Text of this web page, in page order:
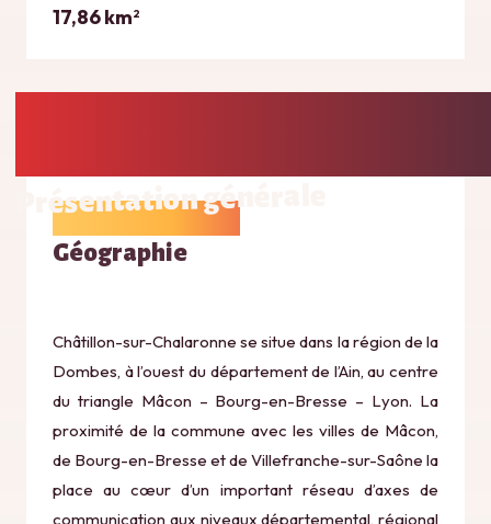
17,86 km2
Présentation générale
Géographie
Châtillon-sur-Chalaronne se situe dans la région de la
Dombes, à l’ouest du département de l’Ain, au centre
du triangle Mâcon – Bourg-en-Bresse – Lyon. La
proximité de la commune avec les villes de Mâcon,
de Bourg-en-Bresse et de Villefranche-sur-Saône la
place au cœur d’un important réseau d’axes de
communication aux niveaux départemental, régional